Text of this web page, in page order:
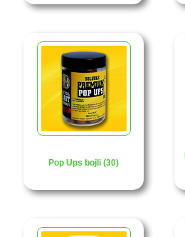
Pop Ups bojli (30)